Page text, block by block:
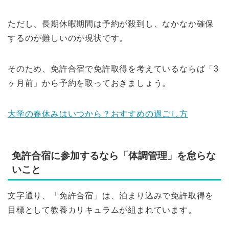
ただし、長期休暇期間は予約が殺到し、なかなか確保
するのが難しいのが現状です。
そのため、免許合宿で免許取得を考えているならば「3
ヶ月前」から予約を取っておきましょう。
大学の春休みはいつから？おすすめの過ごし方
免許合宿に参加するなら「体調管理」を怠らな
いこと
文字通り、「免許合宿」は、泊まり込みで免許取得を
目標として教養カリキュラムが組まれています。